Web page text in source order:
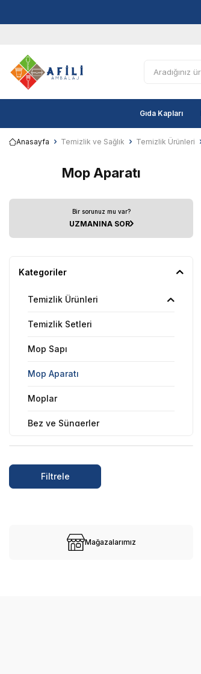
Gıda Kapları
Anasayfa Temizlik ve Sağlık Temizlik Ürünleri
Mop Aparatı
Bir sorunuz mu var?
UZMANINA SOR
Kategoriler
Temizlik Ürünleri
Temizlik Setleri
Mop Sapı
Mop Aparatı
Moplar
Bez ve Süngerler
Çöp Kovaları
Yer Yıkama Pedi
Filtrele
Mağazalarımız